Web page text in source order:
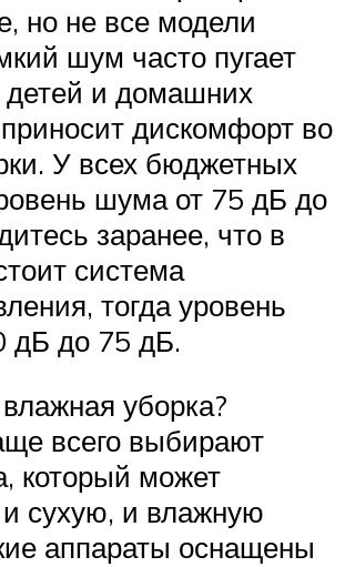
но не все модели
шум часто пугает
детей и домашних
дискомфорт во
У всех бюджетных
шума от 75 дБ до
заранее, что в
система
тогда уровень
дБ до 75 дБ.
уборка?
всего выбирают
который может
сухую, и влажную
аппараты оснащены